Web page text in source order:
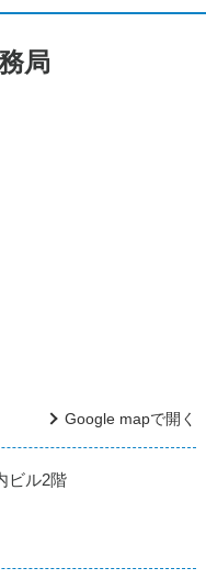
局
Google mapで開く
ビル2階